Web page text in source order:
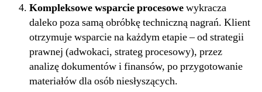
Kompleksowe wsparcie procesowewykracza
daleko poza samą obróbkę techniczną nagrań. Klient
otrzymuje wsparcie na każdym etapie – od strategii
prawnej (adwokaci, strateg procesowy), przez
analizę dokumentów i finansów, po przygotowanie
materiałów dla osób niesłyszących.